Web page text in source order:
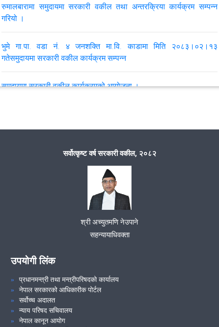
रुमालबारामा समुदायमा सरकारी वकील तथा अन्तरक्रिया कार्यक्रम सम्पन्न
गरियो ।
भुमे गा.पा. वडा नं. ४ जनशक्ति मा.वि. काडामा मिति २०८३।०२।१३
गतेसमुदायमा सरकारी वकील कार्यक्रम सम्पन्न
समुदायमा सरकारी वकील कार्यक्रमको आयोजना ।
सिस्ने गाँउपालिका वडा नं. ८ स्थित धपेमा समुदायमा सरकारी वकील कार्यक्रम
समुदायमा सरकारी वकील कार्यक्रम सम्पन्न ।
२०८०।१०।०९ गते जिल्ला स्तरीय समन्वय समितिको बैठक सम्पन्न
मिति २०८०।१०।१३ गते समुदायमा सरकारी वकील कार्याक्रम सम्पन्न
VIEW ALL
सर्वोत्कृष्ट वर्ष सरकारी वकील, २०८२
श्री अच्युतमणि नेउपाने
सहन्यायाधिवक्ता
उपयोगी लिंक
प्रधानमन्त्री तथा मन्त्रीपरिषदको कार्यालय
नेपाल सरकारको आधिकारीक पोर्टल
सर्वोच्च अदालत
न्याय परिषद सचिवालय
नेपाल कानून आयोग